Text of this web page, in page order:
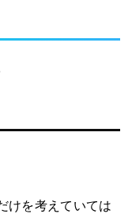
けを考えていては